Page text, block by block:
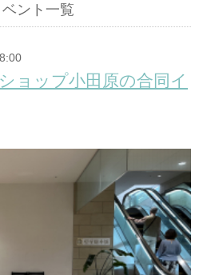
ント一覧
ョップ小田原の合同イ